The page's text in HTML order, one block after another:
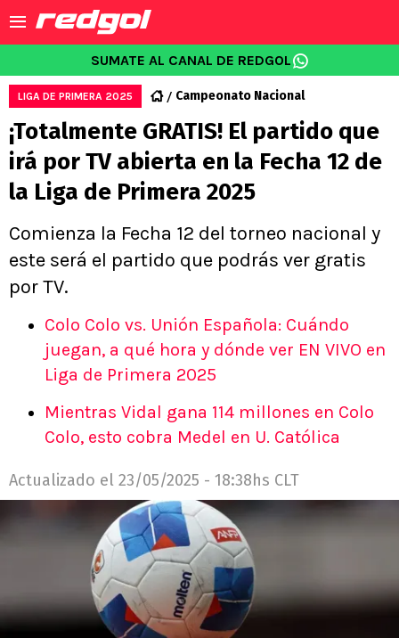
SUMATE AL CANAL DE REDGOL
LIGA DE PRIMERA 2025 Campeonato Nacional
¡Totalmente GRATIS! El partido que
irá por TV abierta en la Fecha 12 de
la Liga de Primera 2025
Comienza la Fecha 12 del torneo nacional y
este será el partido que podrás ver gratis
por TV.
Colo Colo vs. Unión Española: Cuándo
juegan, a qué hora y dónde ver EN VIVO en
Liga de Primera 2025
Mientras Vidal gana 114 millones en Colo
Colo, esto cobra Medel en U. Católica
Actualizado el 23/05/2025 - 18:38hs CLT